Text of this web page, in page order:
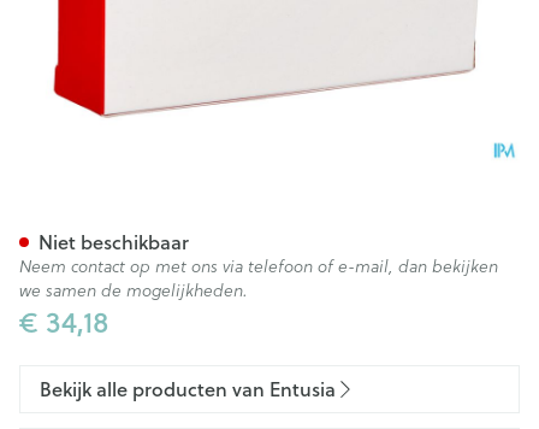
€ 34,18
Niet beschikbaar
Neem contact op met ons via telefoon of e-mail, dan bekijken
we samen de mogelijkheden.
Bekijk alle producten van Entusia